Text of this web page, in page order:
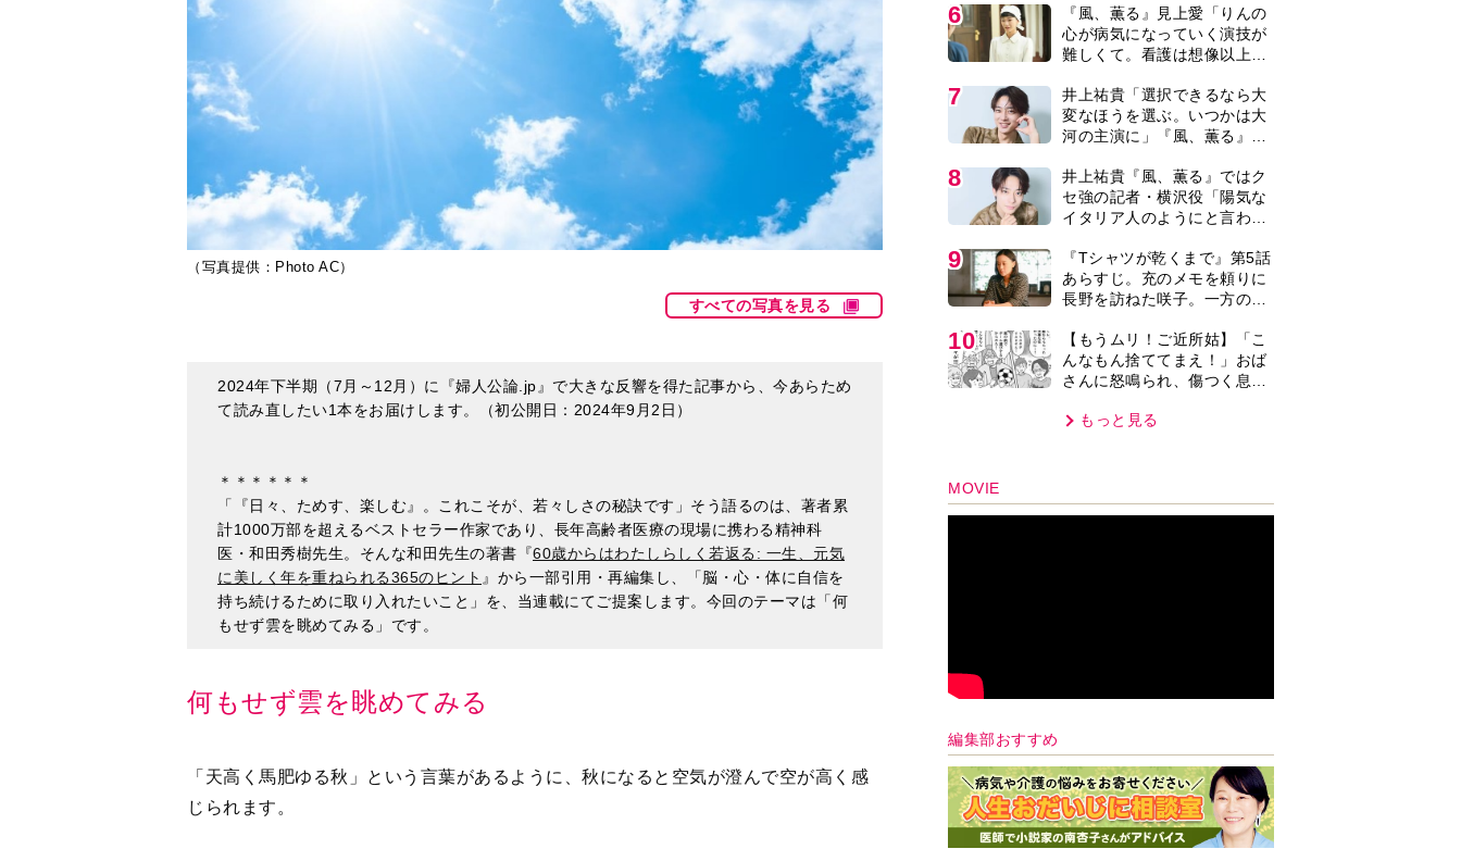
（写真提供：Photo AC）
すべての写真を見る
2024年下半期（7月～12月）に『婦人公論.jp』で大きな反響を得た記事から、今あらため
て読み直したい1本をお届けします。（初公開日：2024年9月2日）
＊＊＊＊＊＊
「『日々、ためす、楽しむ』。これこそが、若々しさの秘訣です」そう語るのは、著者累
計1000万部を超えるベストセラー作家であり、長年高齢者医療の現場に携わる精神科
医・和田秀樹先生。そんな和田先生の著書『60歳からはわたしらしく若返る: 一生、元気
に美しく年を重ねられる365のヒント 』から一部引用・再編集し、「脳・心・体に自信を
持ち続けるために取り入れたいこと」を、当連載にてご提案します。今回のテーマは「何
もせず雲を眺めてみる」です。
何もせず雲を眺めてみる
「天高く馬肥ゆる秋」という言葉があるように、秋になると空気が澄んで空が高く感
じられます。
紙を今も支えに」【2026上半
期BEST】
6
『風、薫る』見上愛「りんの
心が病気になっていく演技が
難しくて。看護は想像以上に
7
井上祐貴「選択できるなら大
変なほうを選ぶ。いつかは大
河の主演に」『風、薫る』で
8
井上祐貴『風、薫る』ではク
セ強の記者・横沢役「陽気な
イタリア人のようにと言われ
9
『Tシャツが乾くまで』第5話
あらすじ。充のメモを頼りに
長野を訪ねた咲子。一方の樹
タバレあり＞
10
【もうムリ！ご近所姑】「こ
んなもん捨ててまえ！」おば
さんに怒鳴られ、傷つく息
【第3話】
もっと見る
MOVIE
編集部おすすめ